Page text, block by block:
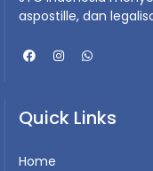
aspostille, dan
Quick Links
Home